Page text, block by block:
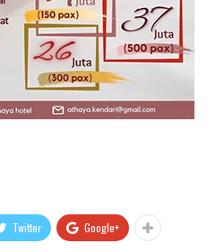
Twitter Google+